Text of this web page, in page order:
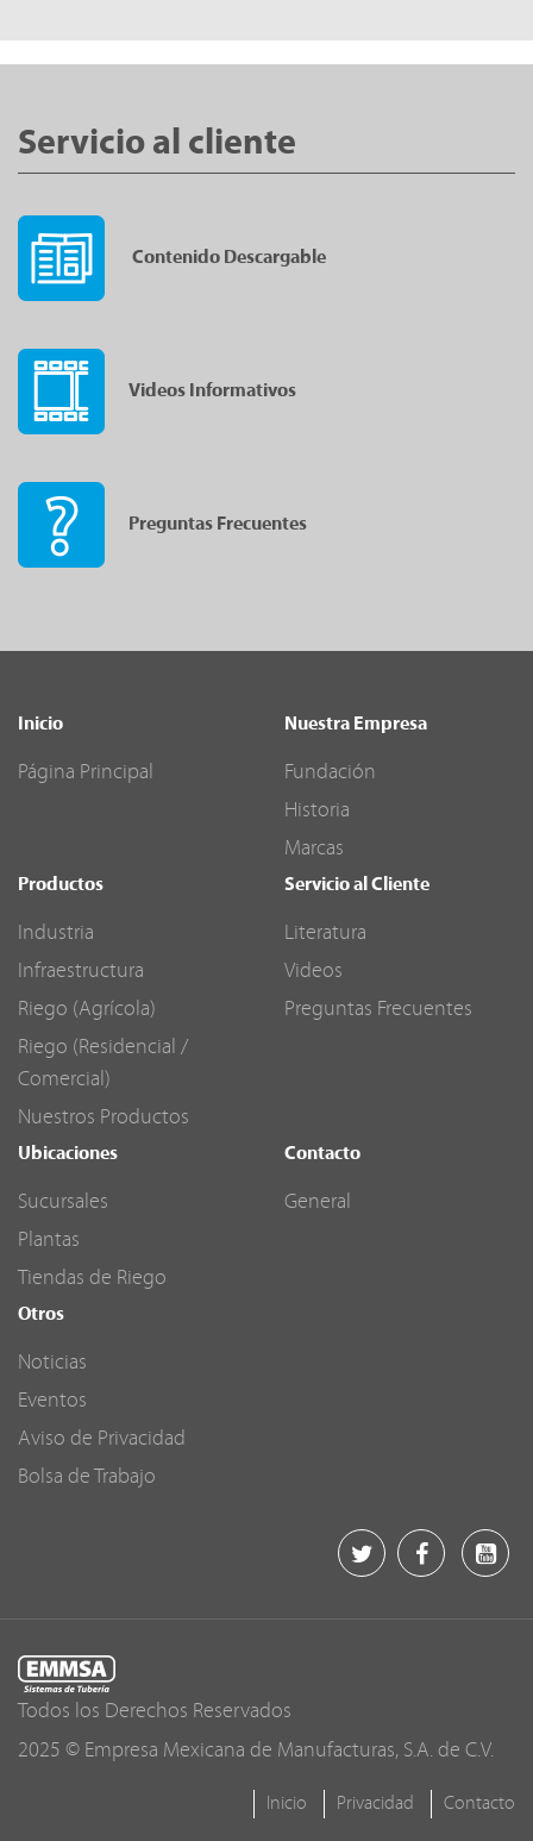
Servicio al cliente
Contenido Descargable
Videos Informativos
Preguntas Frecuentes
Inicio
Página Principal
Nuestra Empresa
Fundación
Historia
Marcas
Productos
Industria
Infraestructura
Riego (Agrícola)
Riego (Residencial /
Comercial)
Nuestros Productos
Servicio al Cliente
Literatura
Videos
Preguntas Frecuentes
Ubicaciones
Sucursales
Plantas
Tiendas de Riego
Contacto
General
Otros
Noticias
Eventos
Aviso de Privacidad
Bolsa de Trabajo
Todos los Derechos Reservados
2025 © Empresa Mexicana de Manufacturas, S.A. de C.V.
Inicio Privacidad Contacto